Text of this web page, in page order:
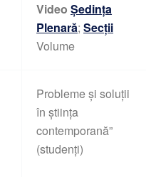
Video Ședința
Plenară;Secții
Volume
Probleme și soluții
în știința
contemporană”
(studenți)